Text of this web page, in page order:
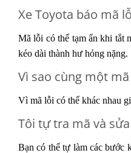
Xe Toyota báo mã
Mã lỗi có thể tạm ẩn khi tắt
kéo dài thành hư hỏng nặng.
Vì sao cùng một
Vì mã lỗi có thể khác nhau
Tôi tự tra mã và
Bạn có thể tự làm các bước